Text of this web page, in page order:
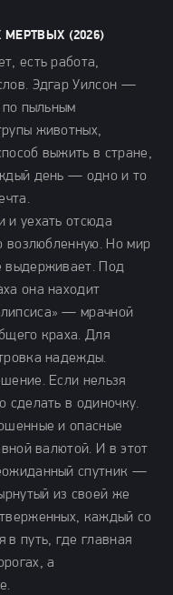
(2026)
есть работа,
Эдгар Уилсон —
пыльным
животных,
выжить в стране,
день — одно и то
и уехать отсюда
возлюбленную. Но мир
выдерживает. Под
она находит
— мрачной
краха. Для
надежды.
Если нельзя
сделать в одиночку.
и опасные
валютой. И в этот
спутник —
из своей же
каждый со
в путь, где главная
а